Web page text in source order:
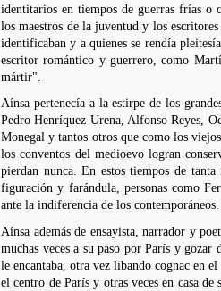
identitarios en tiempos de guerras frías o
los maestros de la juventud y los
identificaban y a quienes se rendía
escritor romántico y guerrero, como
mártir".
Aínsa pertenecía a la estirpe de los
Pedro Henríquez Urena, Alfonso Reyes,
Monegal y tantos otros que como los
los conventos del medioevo logran
pierdan nunca. En estos tiempos de
figuración y farándula, personas como
ante la indiferencia de los
Aínsa además de ensayista, narrador y
muchas veces a su paso por París y gozar
le encantaba, otra vez libando cognac en
el centro de París y otras veces en casa